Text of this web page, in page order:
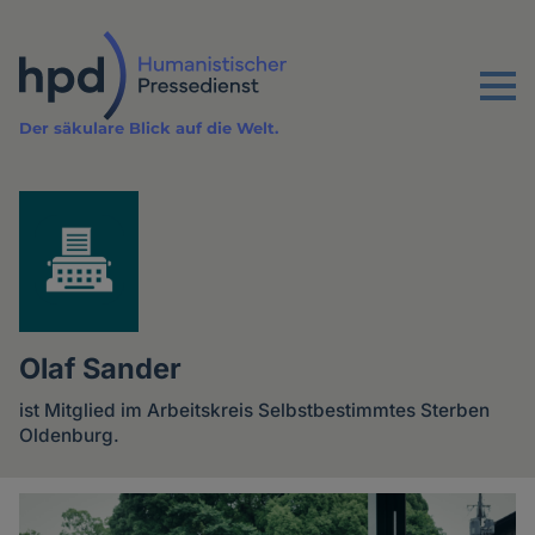
Inhalt
Menu
Der säkulare Blick auf die Welt.
Olaf Sander
ist Mitglied im Arbeitskreis Selbstbestimmtes Sterben
Oldenburg.